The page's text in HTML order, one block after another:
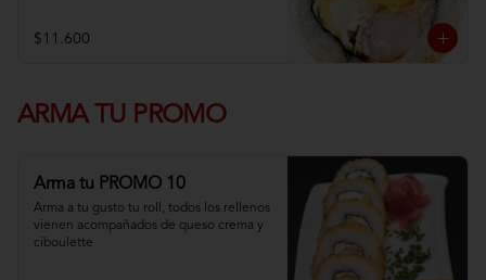
$11.600
ARMA TU PROMO
Arma tu PROMO 10
Arma a tu gusto tu roll, todos los rellenos
vienen acompañados de queso crema y
ciboulette